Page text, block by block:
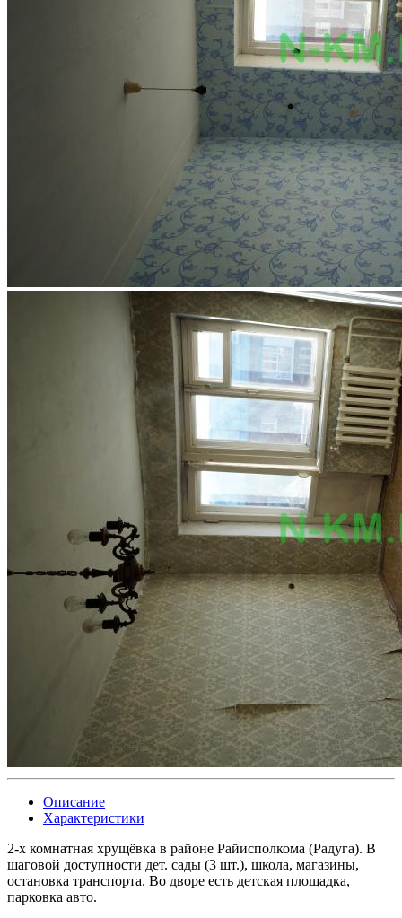
Описание
Характеристики
2-х комнатная хрущёвка в районе Райисполкома (Радуга). В
шаговой доступности дет. сады (3 шт.), школа, магазины,
остановка транспорта. Во дворе есть детская площадка,
парковка авто.